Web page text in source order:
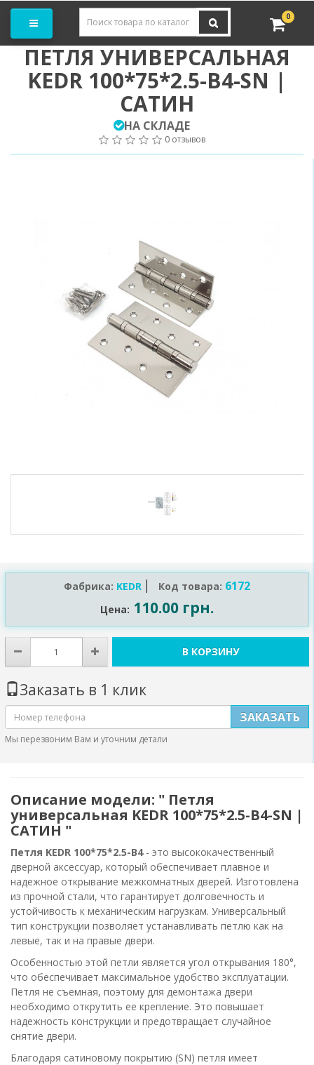
0
ПЕТЛЯ УНИВЕРСАЛЬНАЯ
KEDR 100*75*2.5-В4-SN |
САТИН
НА СКЛАДЕ
0 отзывов
Фабрика: KEDR Код товара: 6172
Цена: 110.00 грн.
В КОРЗИНУ
Заказать в 1 клик
ЗАКАЗАТЬ
Мы перезвоним Вам и уточним детали
Описание модели: " Петля
универсальная KEDR 100*75*2.5-В4-SN |
САТИН "
Петля KEDR 100*75*2.5-В4- это высококачественный
дверной аксессуар, который обеспечивает плавное и
надежное открывание межкомнатных дверей. Изготовлена
из прочной стали, что гарантирует долговечность и
устойчивость к механическим нагрузкам. Универсальный
тип конструкции позволяет устанавливать петлю как на
левые, так и на правые двери.
Особенностью этой петли является угол открывания 180°,
что обеспечивает максимальное удобство эксплуатации.
Петля не съемная, поэтому для демонтажа двери
необходимо открутить ее крепление. Это повышает
надежность конструкции и предотвращает случайное
снятие двери.
Благодаря сатиновому покрытию (SN) петля имеет